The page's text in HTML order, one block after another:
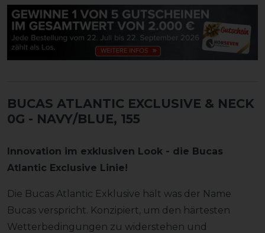
BUCAS ATLANTIC EXCLUSIVE & NECK
0G - NAVY/BLUE, 155
Innovation im exklusiven Look - die Bucas
Atlantic Exclusive Linie!
Die Bucas Atlantic Exklusive hält was der Name
Bucas verspricht. Konzipiert, um den härtesten
Wetterbedingungen zu widerstehen und